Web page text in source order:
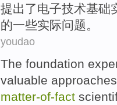
提出了电子技术基础
的一些实际问题。
youdao
The foundation
valuable approaches
matter-of-fact